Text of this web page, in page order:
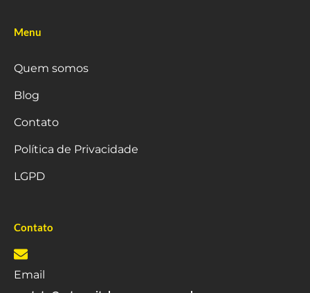
Menu
Quem somos
Blog
Contato
Política de Privacidade
LGPD
Contato
Email